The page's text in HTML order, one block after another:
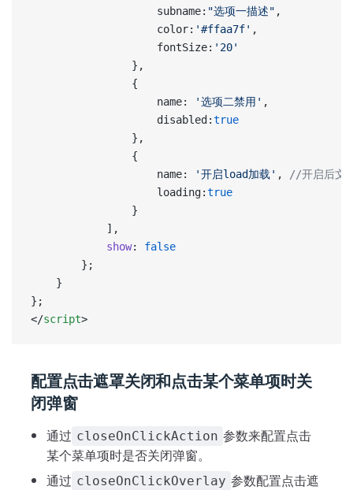
					subname:
"选项一描述" ,
					color:
'#ffaa7f' ,
					fontSize:
'20'
				},
				{
					name:
'选项二禁用' ,
					disabled:
true
				},
				{
					name:
'开启load加载' ,
//开启后文
					loading:
true
				}
			],
			show
: false
		};
	}
};
</script>
配置点击遮罩关闭和点击某个菜单项时关
闭弹窗
通过 closeOnClickAction 参数来配置点击
某个菜单项时是否关闭弹窗。
通过 closeOnClickOverlay 参数配置点击遮